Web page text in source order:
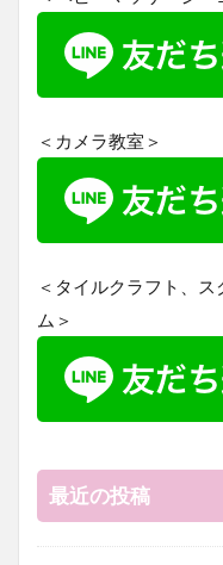
＜カメラ教室＞
＜タイルクラフト、
ム＞
最近の投稿